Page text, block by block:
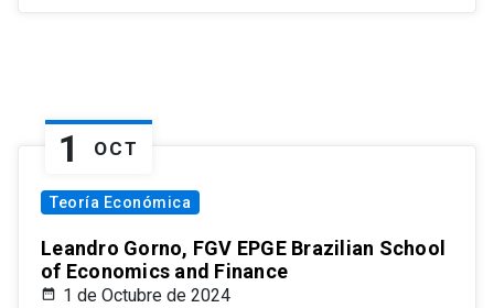
1 OCT
Teoría Económica
Leandro Gorno, FGV EPGE Brazilian School
of Economics and Finance
1 de Octubre de 2024